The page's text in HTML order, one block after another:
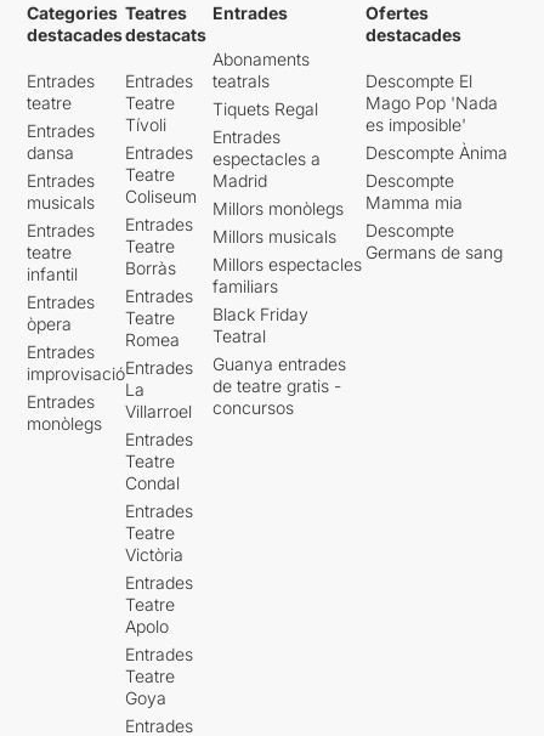
Categories
destacades
Entrades
teatre
Entrades
dansa
Entrades
musicals
Entrades
teatre
infantil
Entrades
òpera
Entrades
improvisació
Entrades
monòlegs
Teatres
destacats
Entrades
Teatre
Tívoli
Entrades
Teatre
Coliseum
Entrades
Teatre
Borràs
Entrades
Teatre
Romea
Entrades
La
Villarroel
Entrades
Teatre
Condal
Entrades
Teatre
Victòria
Entrades
Teatre
Apolo
Entrades
Teatre
Goya
Entrades
Entrades
Abonaments
teatrals
Tiquets Regal
Entrades
espectacles a
Madrid
Millors monòlegs
Millors musicals
Millors espectacles
familiars
Black Friday
Teatral
Guanya entrades
de teatre gratis -
concursos
Ofertes
destacades
Descompte El
Mago Pop 'Nada
es imposible'
Descompte Ànima
Descompte
Mamma mia
Descompte
Germans de sang